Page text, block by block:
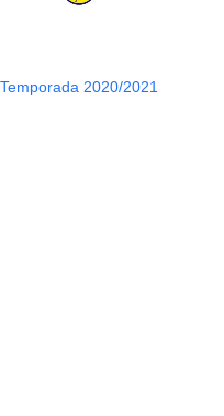
Temporada 2020/2021